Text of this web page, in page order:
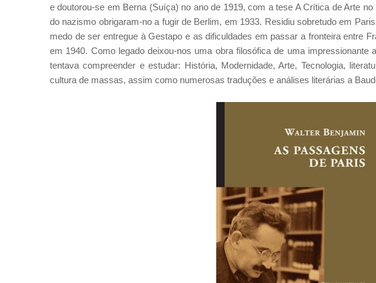
e doutorou-se em Berna (Suíça) no ano de 1919, com a tese A Crítica de Arte
do nazismo obrigaram-no a fugir de Berlim, em 1933. Residiu sobretudo em
medo de ser entregue à Gestapo e as dificuldades em passar a fronteira entre
em 1940. Como legado deixou-nos uma obra filosófica de uma impressionante
tentava compreender e estudar: História, Modernidade, Arte, Tecnologia,
cultura de massas, assim como numerosas traduções e análises literárias a